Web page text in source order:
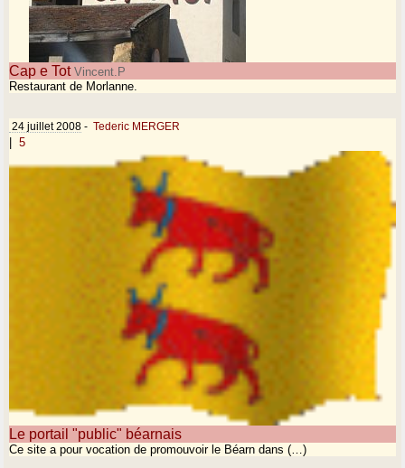
Cap e TotVincent.P
Restaurant de Morlanne.
24 juillet 2008 - Tederic MERGER
5
Le portail "public" béarnais
Ce site a pour vocation de promouvoir le Béarn dans (…)